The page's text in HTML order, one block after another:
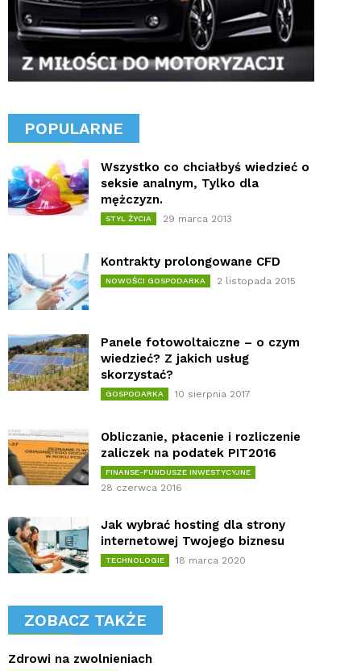
POPULARNE
Wszystko co chciałbyś wiedzieć o
seksie analnym, Tylko dla
mężczyzn.
STYL ŻYCIA 29 marca 2013
Kontrakty prolongowane CFD
NOWOŚCI GOSPODARKA 2 listopada 2015
Panele fotowoltaiczne – o czym
wiedzieć? Z jakich usług
skorzystać?
GOSPODARKA 10 sierpnia 2017
Obliczanie, płacenie i rozliczenie
zaliczek na podatek PIT2016
FINANSE-FUNDUSZE INWESTYCYJNE
28 czerwca 2016
Jak wybrać hosting dla strony
internetowej Twojego biznesu
TECHNOLOGIE 18 marca 2020
ZOBACZ TAKŻE
Zdrowi na zwolnieniach